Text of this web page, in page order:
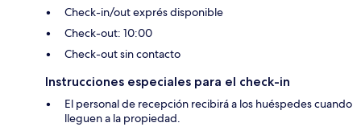
Check-in/out exprés disponible
Check-out: 10:00
Check-out sin contacto
Instrucciones especiales para el check-in
El personal de recepción recibirá a los huéspedes cuando
lleguen a la propiedad.